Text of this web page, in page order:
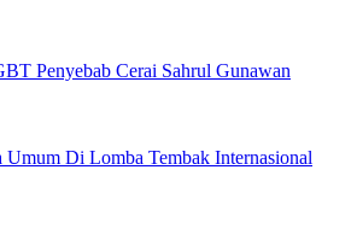
Penyebab Cerai Sahrul Gunawan
Umum Di Lomba Tembak Internasional